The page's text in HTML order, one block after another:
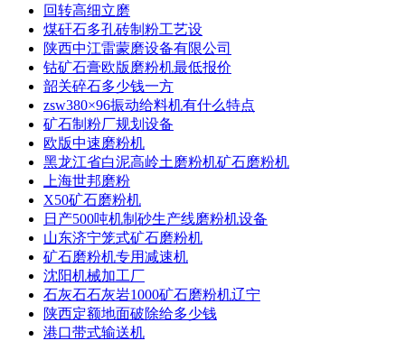
回转高细立磨
煤矸石多孔砖制粉工艺设
陕西中江雷蒙磨设备有限公司
钴矿石膏欧版磨粉机最低报价
韶关碎石多少钱一方
zsw380×96振动给料机有什么特点
矿石制粉厂规划设备
欧版中速磨粉机
黑龙江省白泥高岭土磨粉机矿石磨粉机
上海世邦磨粉
X50矿石磨粉机
日产500吨机制砂生产线磨粉机设备
山东济宁笼式矿石磨粉机
矿石磨粉机专用减速机
沈阳机械加工厂
石灰石石灰岩1000矿石磨粉机辽宁
陕西定额地面破除给多少钱
港口带式输送机